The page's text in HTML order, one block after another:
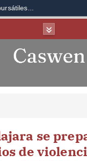
se
de